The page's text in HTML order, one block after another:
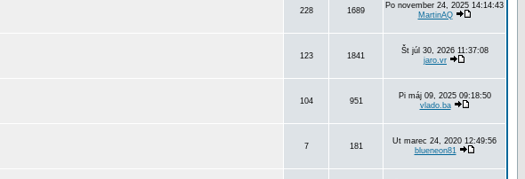
228 1689
Po november 24, 2025 14:14:43
MartinAQ
123 1841
Št júl 30, 2026 11:37:08
jaro.vr
104 951
Pi máj 09, 2025 09:18:50
vlado.ba
7 181
Ut marec 24, 2020 12:49:56
blueneon81